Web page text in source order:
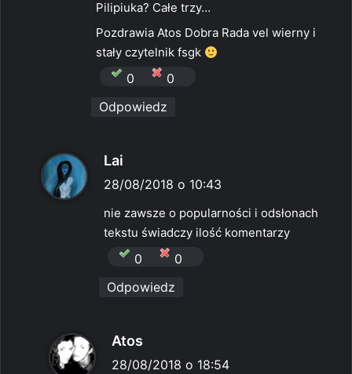
Pilipiuka? Całe trzy…
Pozdrawia Atos Dobra Rada vel wierny i
stały czytelnik fsgk
0
0
Odpowiedz
Lai
i
z
e
28/08/2018 o 10:43
nie zawsze o popularności i odsłonach
tekstu świadczy ilość komentarzy
0
0
Odpowiedz
Atos
i
28/08/2018 o 18:54